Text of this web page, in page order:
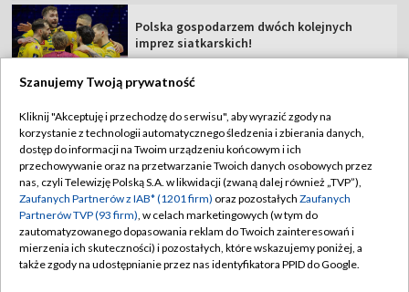
Polska gospodarzem dwóch kolejnych
imprez siatkarskich!
TVP
Abonament TVP
Sklep TVP
Biuro Reklamy
Oferta Handlowa
Regulamin TVP
Polityka prywatności
Moje zgody
Biuro reklamy
Szanujemy Twoją prywatność
Kliknij "Akceptuję i przechodzę do serwisu", aby wyrazić zgody na
korzystanie z technologii automatycznego śledzenia i zbierania danych,
dostęp do informacji na Twoim urządzeniu końcowym i ich
przechowywanie oraz na przetwarzanie Twoich danych osobowych przez
nas, czyli Telewizję Polską S.A. w likwidacji (zwaną dalej również „TVP”),
Zaufanych Partnerów z IAB* (1201 firm) oraz pozostałych Zaufanych
Partnerów TVP (93 firm), w celach marketingowych (w tym do
zautomatyzowanego dopasowania reklam do Twoich zainteresowań i
mierzenia ich skuteczności) i pozostałych, które wskazujemy poniżej, a
także zgody na udostępnianie przez nas identyfikatora PPID do Google.